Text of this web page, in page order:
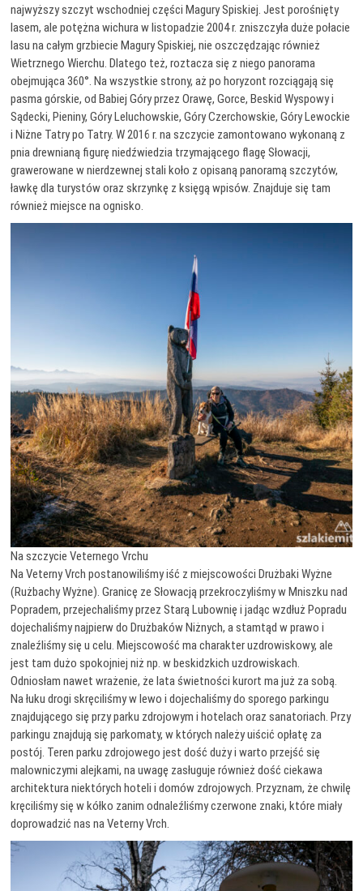
najwyższy szczyt wschodniej części Magury Spiskiej. Jest porośnięty
lasem, ale potężna wichura w listopadzie 2004 r. zniszczyła duże połacie
lasu na całym grzbiecie Magury Spiskiej, nie oszczędzając również
Wietrznego Wierchu. Dlatego też, roztacza się z niego panorama
obejmująca 360°. Na wszystkie strony, aż po horyzont rozciągają się
pasma górskie, od Babiej Góry przez Orawę, Gorce, Beskid Wyspowy i
Sądecki, Pieniny, Góry Leluchowskie, Góry Czerchowskie, Góry Lewockie
i Niżne Tatry po Tatry. W 2016 r. na szczycie zamontowano wykonaną z
pnia drewnianą figurę niedźwiedzia trzymającego flagę Słowacji,
grawerowane w nierdzewnej stali koło z opisaną panoramą szczytów,
ławkę dla turystów oraz skrzynkę z księgą wpisów. Znajduje się tam
również miejsce na ognisko.
Na szczycie Veternego Vrchu
Na Veterny Vrch postanowiliśmy iść z miejscowości Drużbaki Wyżne
(Rużbachy Wyżne). Granicę ze Słowacją przekroczyliśmy w Mniszku nad
Popradem, przejechaliśmy przez Starą Lubownię i jadąc wzdłuż Popradu
dojechaliśmy najpierw do Drużbaków Niżnych, a stamtąd w prawo i
znaleźliśmy się u celu. Miejscowość ma charakter uzdrowiskowy, ale
jest tam dużo spokojniej niż np. w beskidzkich uzdrowiskach.
Odniosłam nawet wrażenie, że lata świetności kurort ma już za sobą.
Na łuku drogi skręciliśmy w lewo i dojechaliśmy do sporego parkingu
znajdującego się przy parku zdrojowym i hotelach oraz sanatoriach. Przy
parkingu znajdują się parkomaty, w których należy uiścić opłatę za
postój. Teren parku zdrojowego jest dość duży i warto przejść się
malowniczymi alejkami, na uwagę zasługuje również dość ciekawa
architektura niektórych hoteli i domów zdrojowych. Przyznam, że chwilę
kręciliśmy się w kółko zanim odnaleźliśmy czerwone znaki, które miały
doprowadzić nas na Veterny Vrch.